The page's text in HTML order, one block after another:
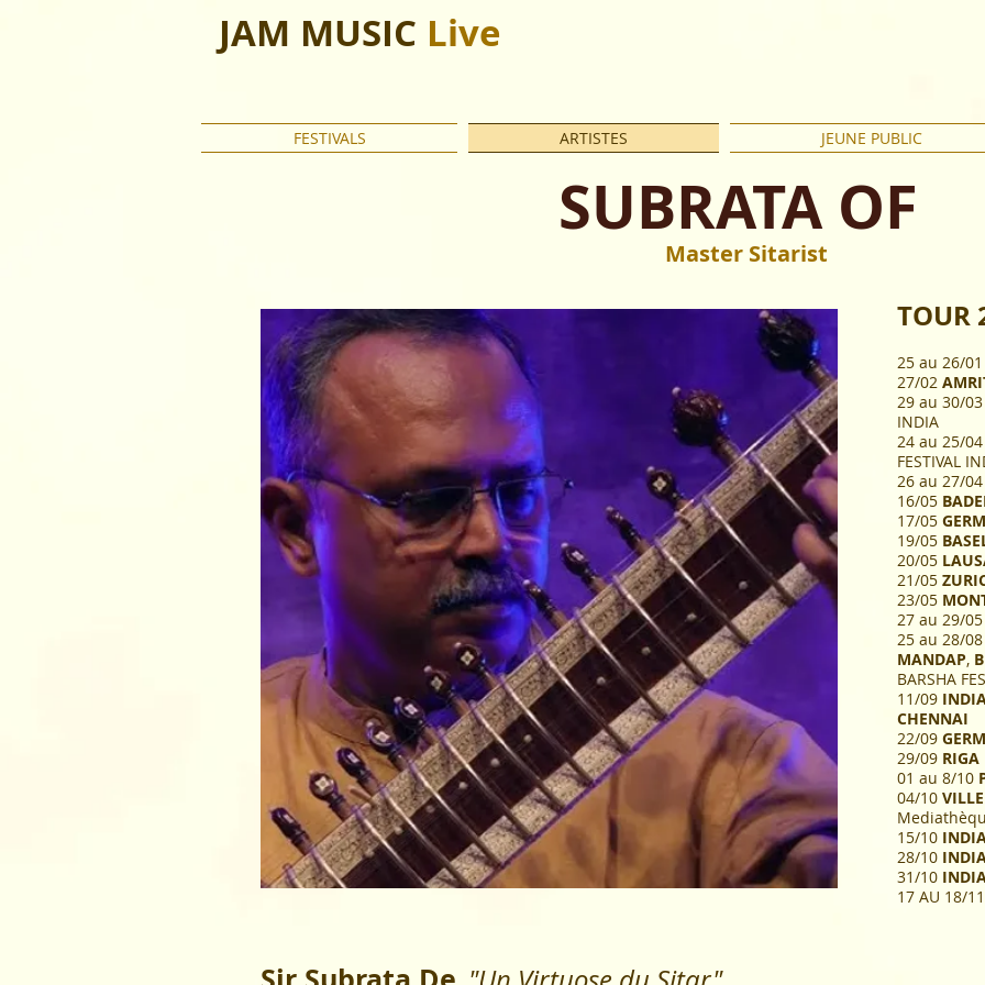
JAM MUSIC Live
FESTIVALS ARTISTES JEUNE PUBLIC
SUBRATA OF
Master Sitarist
TOUR
25 au 26/
27/02
29 au 30/
INDIA
24 au 25/
FESTIVAL
26 au 27/
16/05
17/05
19/05
20/05
21/05
23/05
27 au 29/
25 au 28/
MANDAP,
BARSHA
11/09
CHENNAI
22/09
29/09 RIGA
01 au 8/10
04/10
15/10
28/10
31/10
17 AU 18/